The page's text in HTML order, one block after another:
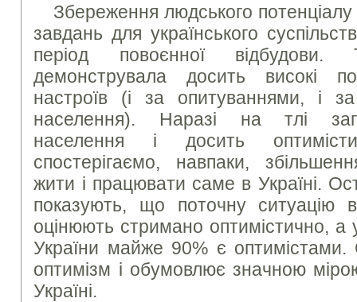
Збереження людського
завдань для українського
період повоєнної відбудови.
демонструвала досить високі
настроїв (і за опитуваннями, і
населення). Наразі на тлі
населення і досить
спостерігаємо, навпаки,
жити і працювати саме в Україні.
показують, що поточну ситуацію
оцінюють стримано оптимістично, а
України майже 90% є оптимістами.
оптимізм і обумовлює значною
Україні.